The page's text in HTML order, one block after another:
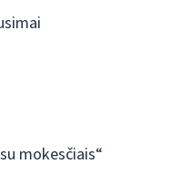
mokesčiais“